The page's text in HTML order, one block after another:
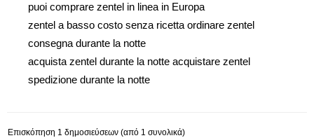
puoi comprare zentel in linea in Europa
zentel a basso costo senza ricetta ordinare zentel
consegna durante la notte
acquista zentel durante la notte acquistare zentel
spedizione durante la notte
Επισκόπηση 1 δημοσιεύσεων (από 1 συνολικά)